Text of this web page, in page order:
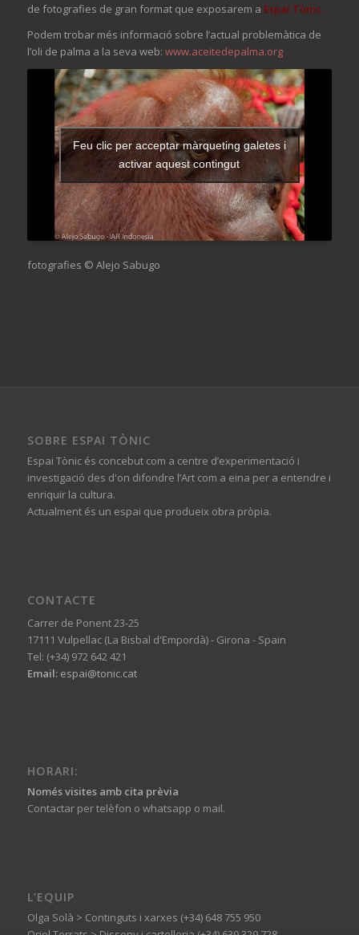
de fotografies de gran format que exposarem a Espai Tònic.
Podem trobar més informació sobre l’actual problemàtica de
l’oli de palma a la seva web: www.aceitedepalma.org
Feu clic per acceptar màrqueting galetes i
activar aquest contingut
fotografies © Alejo Sabugo
SOBRE ESPAI TÒNIC
Espai Tònic és concebut com a centre d’experimentació i
investigació des d'on difondre l’Art com a eina per a entendre i
enriquir la cultura.
Actualment és un espai que produeix obra pròpia.
CONTACTE
Carrer de Ponent 23-25
17111 Vulpellac (La Bisbal d'Empordà) - Girona - Spain
Tel: (+34) 972 642 421
Email:espai@tonic.cat
HORARI:
Només visites amb cita prèvia
Contactar per telèfon o whatsapp o mail.
L’EQUIP
Olga Solà > Continguts i xarxes (+34) 648 755 950